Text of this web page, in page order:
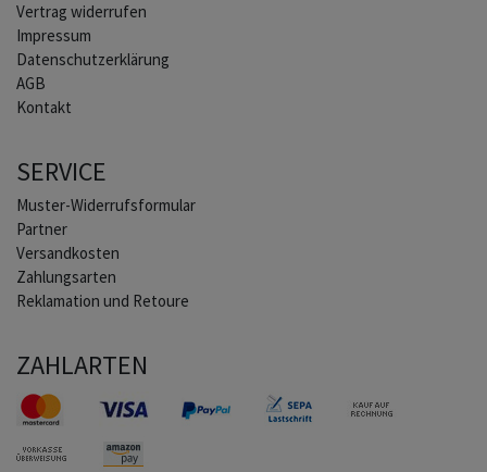
Vertrag widerrufen
Impressum
Daten­schutz­erklärung
AGB
Kontakt
SERVICE
Muster-Widerrufsformular
Partner
Versandkosten
Zahlungsarten
Reklamation und Retoure
ZAHLARTEN